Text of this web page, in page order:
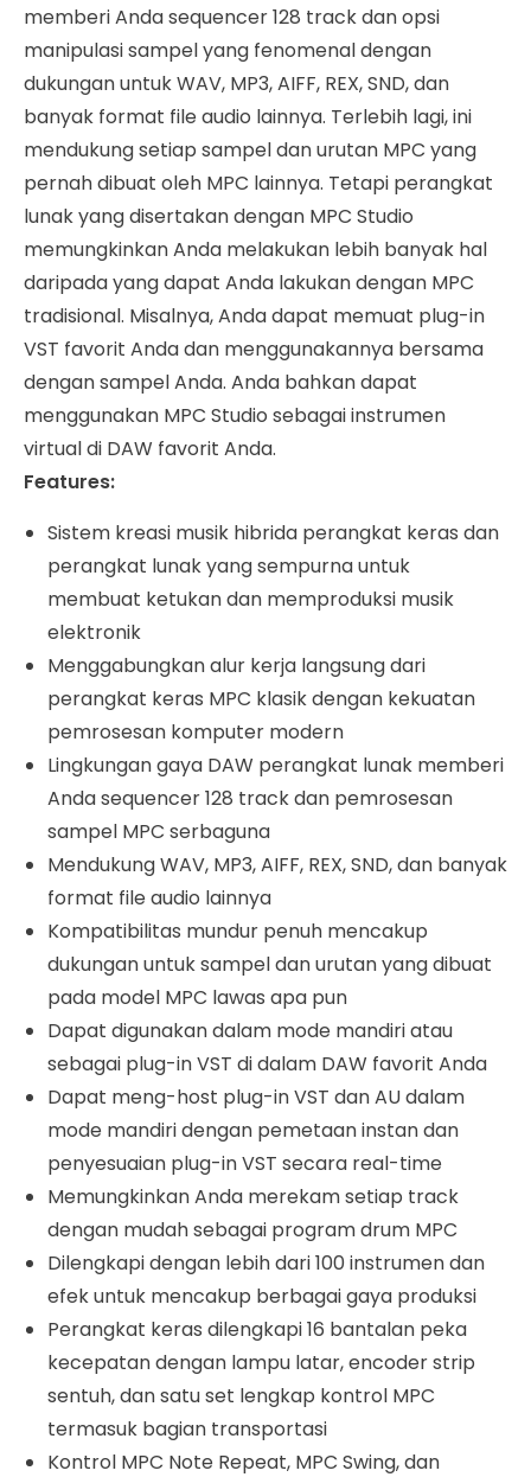
memberi Anda sequencer 128 track dan opsi
manipulasi sampel yang fenomenal dengan
dukungan untuk WAV, MP3, AIFF, REX, SND, dan
banyak format file audio lainnya. Terlebih lagi, ini
mendukung setiap sampel dan urutan MPC yang
pernah dibuat oleh MPC lainnya. Tetapi perangkat
lunak yang disertakan dengan MPC Studio
memungkinkan Anda melakukan lebih banyak hal
daripada yang dapat Anda lakukan dengan MPC
tradisional. Misalnya, Anda dapat memuat plug-in
VST favorit Anda dan menggunakannya bersama
dengan sampel Anda. Anda bahkan dapat
menggunakan MPC Studio sebagai instrumen
virtual di DAW favorit Anda.
Features:
Sistem kreasi musik hibrida perangkat keras dan
perangkat lunak yang sempurna untuk
membuat ketukan dan memproduksi musik
elektronik
Menggabungkan alur kerja langsung dari
perangkat keras MPC klasik dengan kekuatan
pemrosesan komputer modern
Lingkungan gaya DAW perangkat lunak memberi
Anda sequencer 128 track dan pemrosesan
sampel MPC serbaguna
Mendukung WAV, MP3, AIFF, REX, SND, dan banyak
format file audio lainnya
Kompatibilitas mundur penuh mencakup
dukungan untuk sampel dan urutan yang dibuat
pada model MPC lawas apa pun
Dapat digunakan dalam mode mandiri atau
sebagai plug-in VST di dalam DAW favorit Anda
Dapat meng-host plug-in VST dan AU dalam
mode mandiri dengan pemetaan instan dan
penyesuaian plug-in VST secara real-time
Memungkinkan Anda merekam setiap track
dengan mudah sebagai program drum MPC
Dilengkapi dengan lebih dari 100 instrumen dan
efek untuk mencakup berbagai gaya produksi
Perangkat keras dilengkapi 16 bantalan peka
kecepatan dengan lampu latar, encoder strip
sentuh, dan satu set lengkap kontrol MPC
termasuk bagian transportasi
Kontrol MPC Note Repeat, MPC Swing, dan